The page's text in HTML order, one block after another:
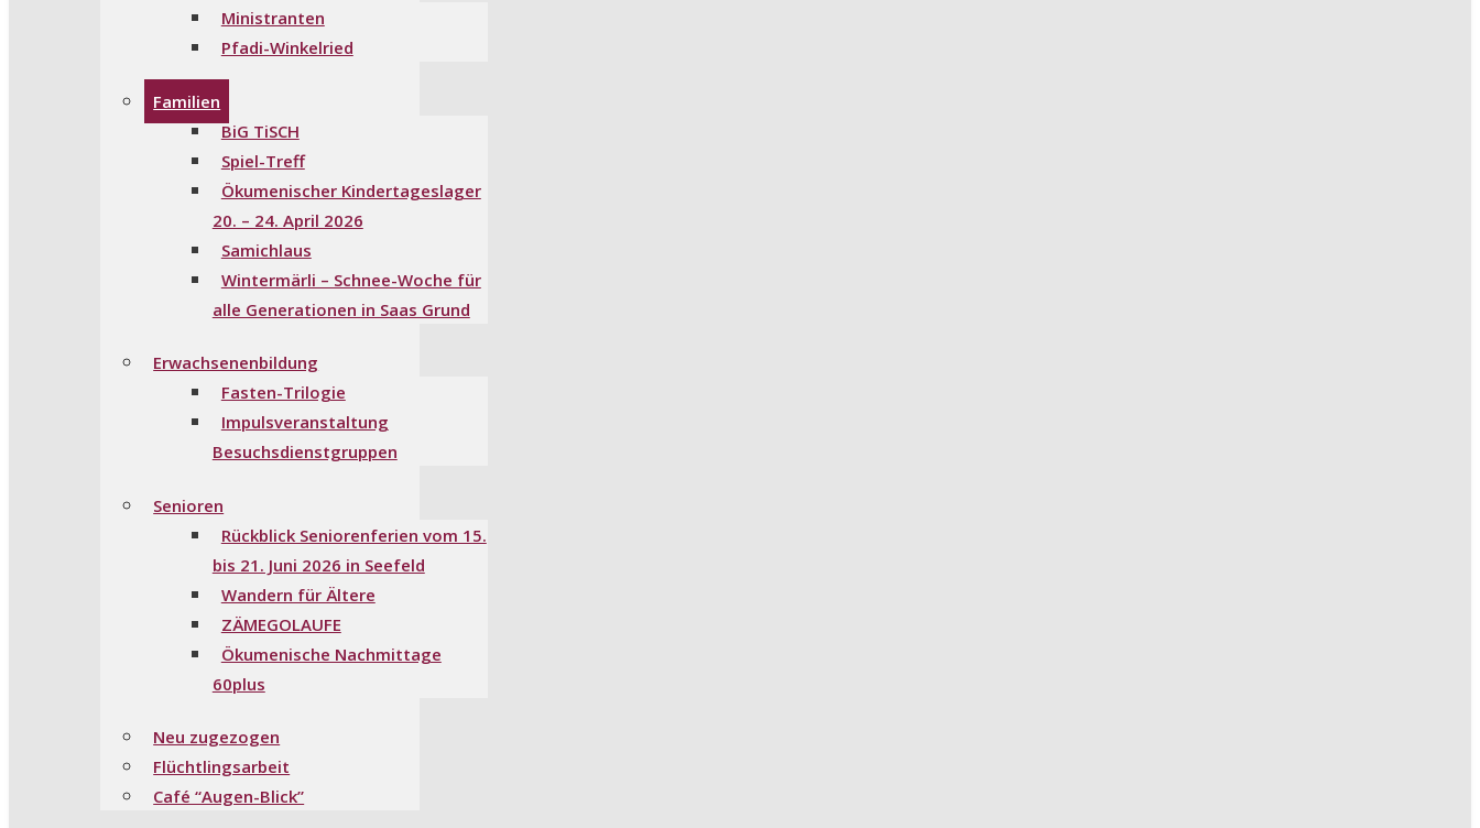
Ministranten
Pfadi-Winkelried
Familien
BiG TiSCH
Spiel-Treff
Ökumenischer Kindertageslager
20. – 24. April 2026
Samichlaus
Wintermärli – Schnee-Woche für
alle Generationen in Saas Grund
Erwachsenenbildung
Fasten-Trilogie
Impulsveranstaltung
Besuchsdienstgruppen
Senioren
Rückblick Seniorenferien vom 15.
bis 21. Juni 2026 in Seefeld
Wandern für Ältere
ZÄMEGOLAUFE
Ökumenische Nachmittage
60plus
Neu zugezogen
Flüchtlingsarbeit
Café “Augen-Blick”